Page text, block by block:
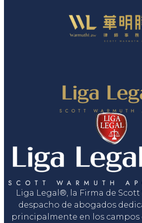
Liga Legal®, la Firma de
despacho de abogados
principalmente en los campos